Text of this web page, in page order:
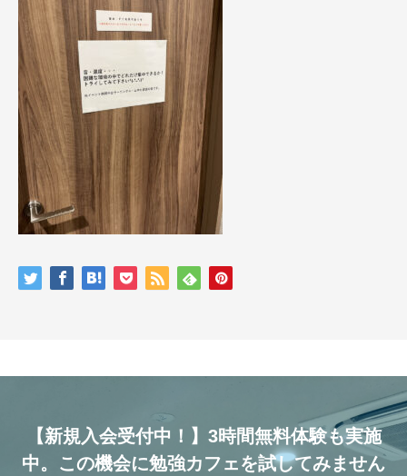
【新規入会受付中！】3時間無料体験も実施
中。この機会に勉強カフェを試してみません